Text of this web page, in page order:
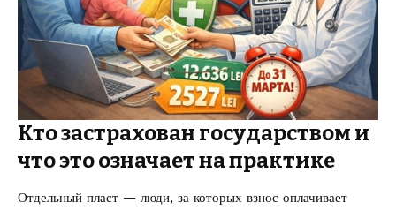
Кто застрахован государством и
что это означает на практике
Отдельный пласт — люди, за которых взнос оплачивает